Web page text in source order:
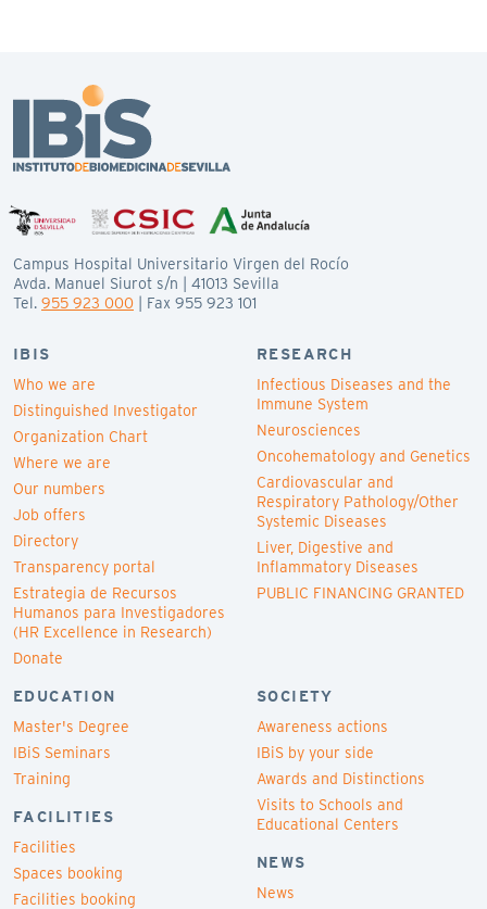
Campus Hospital Universitario Virgen del Rocío
Avda. Manuel Siurot s/n | 41013 Sevilla
Tel. 955 923 000 | Fax 955 923 101
IBIS
Who we are
Distinguished Investigator
Organization Chart
Where we are
Our numbers
Job offers
Directory
Transparency portal
Estrategia de Recursos
Humanos para Investigadores
(HR Excellence in Research)
Donate
RESEARCH
Infectious Diseases and the
Immune System
Neurosciences
Oncohematology and Genetics
Cardiovascular and
Respiratory Pathology/Other
Systemic Diseases
Liver, Digestive and
Inflammatory Diseases
PUBLIC FINANCING GRANTED
EDUCATION
Master's Degree
IBiS Seminars
Training
FACILITIES
Facilities
Spaces booking
Facilities booking
SOCIETY
Awareness actions
IBiS by your side
Awards and Distinctions
Visits to Schools and
Educational Centers
NEWS
News